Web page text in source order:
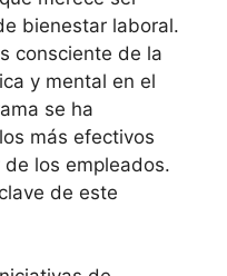
bienestar ‍laboral.
consciente de la
y⁢ mental en ‌el
se ha
‍más efectivos
los empleados.⁤
de este⁢